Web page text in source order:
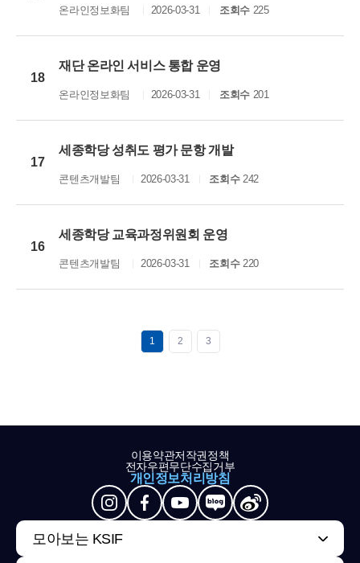
온라인정보화팀 2026-03-31 조회수 225
18
재단 온라인 서비스 통합 운영
온라인정보화팀 2026-03-31 조회수 201
17
세종학당 성취도 평가 문항 개발
콘텐츠개발팀 2026-03-31 조회수242
16
세종학당 교육과정위원회 운영
콘텐츠개발팀 2026-03-31 조회수220
1 2 3
이용약관저작권정책
전자우편무단수집거부
개인정보처리방침
모아보는 KSIF